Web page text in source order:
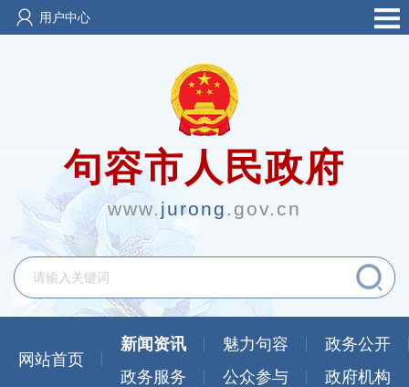
用户中心
句容市人民政府
www.jurong .gov.cn
网站首页
新闻资讯 魅力句容
政务公开
政务服务
公众参与 政府机构